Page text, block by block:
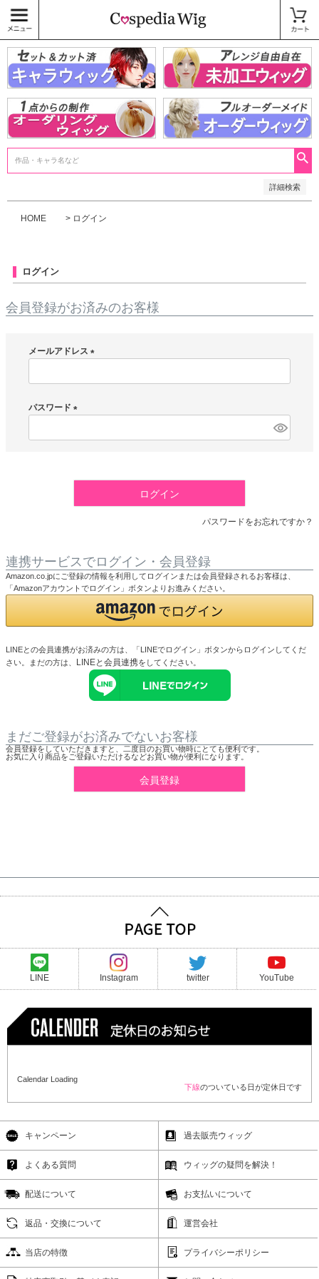
詳細検索
〜
商品タグ
キャラウィッグ
未加工ウィッグ
ベースウィッグ
衣装
SALE中
HOME ログイン
ログイン
会員登録がお済みのお客様
メールアドレス
必
パスワード
必
ログイン
パスワードをお忘れですか？
連携サービスでログイン・会員登録
Amazon.co.jpにご登録の情報を利用してログインまたは会員登録されるお客様は、
「Amazonアカウントでログイン」ボタンよりお進みください。
LINEとの会員連携がお済みの方は、「LINEでログイン」ボタンからログインしてくだ
さい。まだの方は、 LINEと会員連携をしてください。
まだご登録がお済みでないお客様
会員登録をしていただきますと、二度目のお買い物時にとても便利です。
お気に入り商品をご登録いただけるなどお買い物が便利になります。
会員登録
LINE Instagram twitter YouTube
Calendar Loading
下線のついている日が定休日です
キャンペーン 過去販売ウィッグ
よくある質問 ウィッグの疑問を解決！
配送について お支払いについて
返品・交換について 運営会社
当店の特徴 プライバシーポリシー